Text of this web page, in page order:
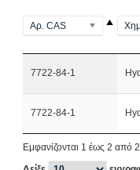
Αρ. CAS
7722-84-1
7722-84-1
Εμφανίζονται 1 έως 2 από